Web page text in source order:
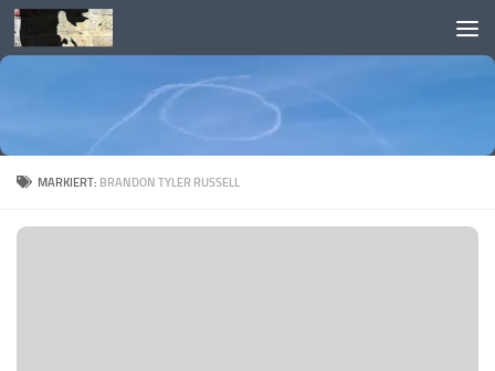
Skip to content
MARKIERT: BRANDON TYLER RUSSELL